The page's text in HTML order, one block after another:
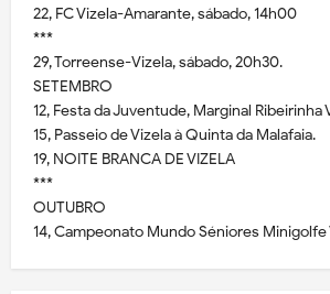
22, FC Vizela-Amarante, sábado, 14h00
***
29, Torreense-Vizela, sábado, 20h30.
SETEMBRO
12, Festa da Juventude, Marginal Ribeirinha
15, Passeio de Vizela à Quinta da Malafaia.
19, NOITE BRANCA DE VIZELA
***
OUTUBRO
14, Campeonato Mundo Séniores Minigolfe